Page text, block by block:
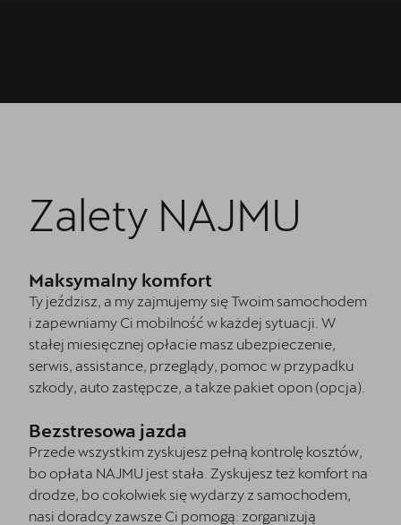
Zalety NAJMU
Maksymalny komfort
Ty jeździsz, a my zajmujemy się Twoim samochodem
i zapewniamy Ci mobilność w każdej sytuacji. W
stałej miesięcznej opłacie masz ubezpieczenie,
serwis, assistance, przeglądy, pomoc w przypadku
szkody, auto zastępcze, a także pakiet opon (opcja).
Bezstresowa jazda
Przede wszystkim zyskujesz pełną kontrolę kosztów,
bo opłata NAJMU jest stała. Zyskujesz też komfort na
drodze, bo cokolwiek się wydarzy z samochodem,
nasi doradcy zawsze Ci pomogą: zorganizują